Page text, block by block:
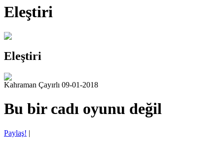
Eleştiri
Eleştiri
Kahraman Çayırlı 09-01-2018
Bu bir cadı oyunu değil
Paylaş! |